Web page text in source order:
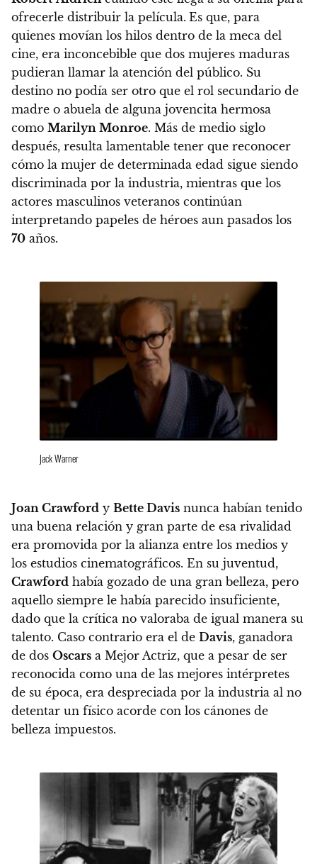
ofrecerle distribuir la película. Es que, para
quienes movían los hilos dentro de la meca del
cine, era inconcebible que dos mujeres maduras
pudieran llamar la atención del público. Su
destino no podía ser otro que el rol secundario de
madre o abuela de alguna jovencita hermosa
como Marilyn Monroe. Más de medio siglo
después, resulta lamentable tener que reconocer
cómo la mujer de determinada edad sigue siendo
discriminada por la industria, mientras que los
actores masculinos veteranos continúan
interpretando papeles de héroes aun pasados los
70 años.
Jack Warner
Joan Crawford y Bette Davis nunca habían tenido
una buena relación y gran parte de esa rivalidad
era promovida por la alianza entre los medios y
los estudios cinematográficos. En su juventud,
Crawford había gozado de una gran belleza, pero
aquello siempre le había parecido insuficiente,
dado que la crítica no valoraba de igual manera su
talento. Caso contrario era el de Davis, ganadora
de dos Oscars a Mejor Actriz, que a pesar de ser
reconocida como una de las mejores intérpretes
de su época, era despreciada por la industria al no
detentar un físico acorde con los cánones de
belleza impuestos.